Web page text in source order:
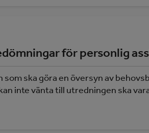
för personlig
ska göra en översyn av
inte vänta till utredningen ska